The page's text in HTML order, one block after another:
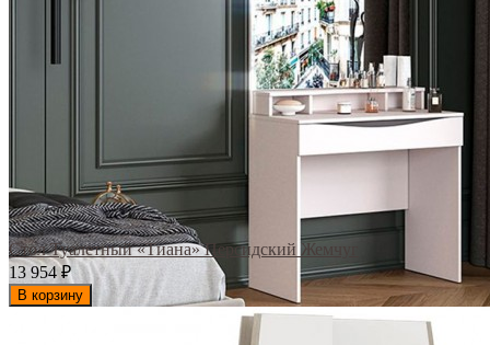
Стол Туалетный «Тиана» Персидский Жемчуг
13 954₽
В корзину